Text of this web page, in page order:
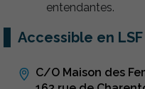
entendantes.
Accessible en LSF
C/O Maison des